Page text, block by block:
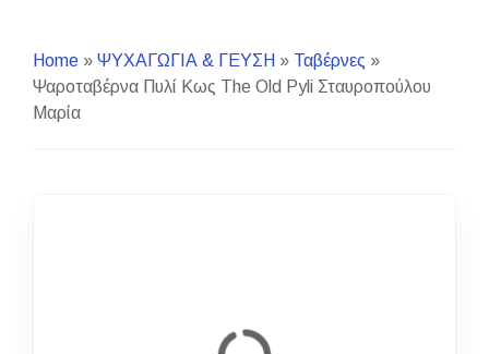
Home » ΨΥΧΑΓΩΓΙΑ & ΓΕΥΣΗ » Ταβέρνες »
Ψαροταβέρνα Πυλί Κως The Old Pyli Σταυροπούλου
Μαρία